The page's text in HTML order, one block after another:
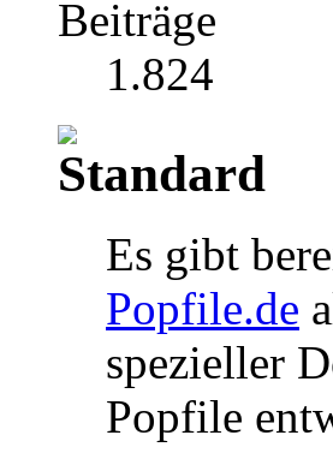
Beiträge
1.824
Es gibt
Popfile.de
spezieller
Popfile